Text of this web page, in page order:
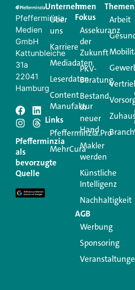
Creator für Ihre
Ihren Vertriebsalltag leichter
Login.
Jetzt anmelden
Schreiben Sie
Kommentar
Ihre E-Mail-Adresse wird nicht
Erforderliche Felder sind mit
Kommentar
Pfefferminzia
Medien
GmbH
Kattunbleiche
31a
22041
Hamburg
Pfefferminzia
als
bevorzugte
Quelle
Unternehmen
Über
uns
Karriere
Mediadaten
Leserdaten
Content
Manufaktur
Links
Pfefferminzia.Pro
MehrCura
Im
Fokus
Assekuranz
der
Zukunft
PKV-
Beratung
Bestand
in
neuer
Hand
Makler
werden
Künstliche
Intelligenz
Nachhaltigkeit
AGB
Werbung
Sponsoring
Arbeit